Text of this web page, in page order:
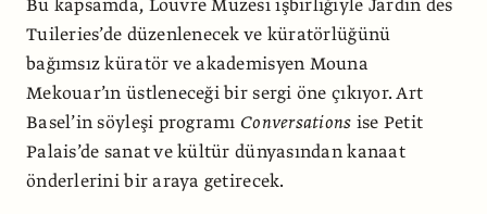
Bu kapsamda, Louvre Müzesi işbirliğiyle Jardin des
Tuileries’de düzenlenecek ve küratörlüğünü
bağımsız küratör ve akademisyen Mouna
Mekouar’ın üstleneceği bir sergi öne çıkıyor. Art
Basel’in söyleşi programı Conversations ise Petit
Palais’de sanat ve kültür dünyasından kanaat
önderlerini bir araya getirecek.